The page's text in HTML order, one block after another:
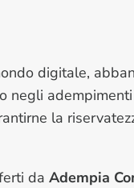
digitale,
negli
la
da Adempia